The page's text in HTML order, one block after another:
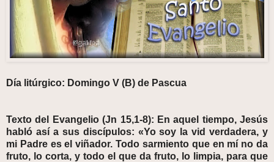
Día litúrgico: Domingo V (B) de Pascua
Texto del Evangelio (Jn 15,1-8): En aquel tiempo, Jesús
habló así a sus discípulos: «Yo soy la vid verdadera, y
mi Padre es el viñador. Todo sarmiento que en mí no da
fruto, lo corta, y todo el que da fruto, lo limpia, para que